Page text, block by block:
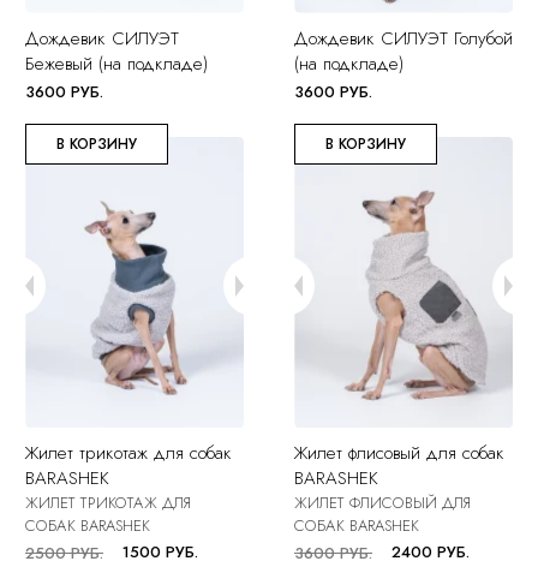
Дождевик СИЛУЭТ
Бежевый (на подкладе)
3600 РУБ.
В КОРЗИНУ
Дождевик СИЛУЭТ Голубой
(на подкладе)
3600 РУБ.
В КОРЗИНУ
Жилет трикотаж для собак
BARASHEK
ЖИЛЕТ ТРИКОТАЖ ДЛЯ
СОБАК BARASHEK
2500 РУБ.
1500 РУБ.
Жилет флисовый для собак
BARASHEK
ЖИЛЕТ ФЛИСОВЫЙ ДЛЯ
СОБАК BARASHEK
3600 РУБ.
2400 РУБ.